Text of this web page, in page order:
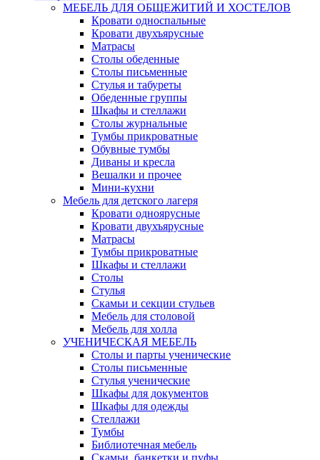
МЕБЕЛЬ ДЛЯ ОБЩЕЖИТИЙ И ХОСТЕЛОВ
Кровати односпальные
Кровати двухъярусные
Матрасы
Столы обеденные
Столы письменные
Стулья и табуреты
Обеденные группы
Шкафы и стеллажи
Столы журнальные
Тумбы прикроватные
Обувные тумбы
Диваны и кресла
Вешалки и прочее
Мини-кухни
Мебель для детского лагеря
Кровати одноярусные
Кровати двухъярусные
Матрасы
Тумбы прикроватные
Шкафы и стеллажи
Столы
Стулья
Скамьи и секции стульев
Мебель для столовой
Мебель для холла
УЧЕНИЧЕСКАЯ МЕБЕЛЬ
Столы и парты ученические
Столы письменные
Стулья ученические
Шкафы для документов
Шкафы для одежды
Стеллажи
Тумбы
Библиотечная мебель
Скамьи, банкетки и пуфы